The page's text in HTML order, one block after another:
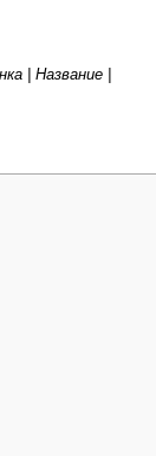
| Название |